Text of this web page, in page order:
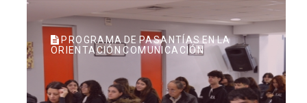
PROGRAMA DE PASANTÍAS EN LA
ORIENTACIÓN COMUNICACIÓN